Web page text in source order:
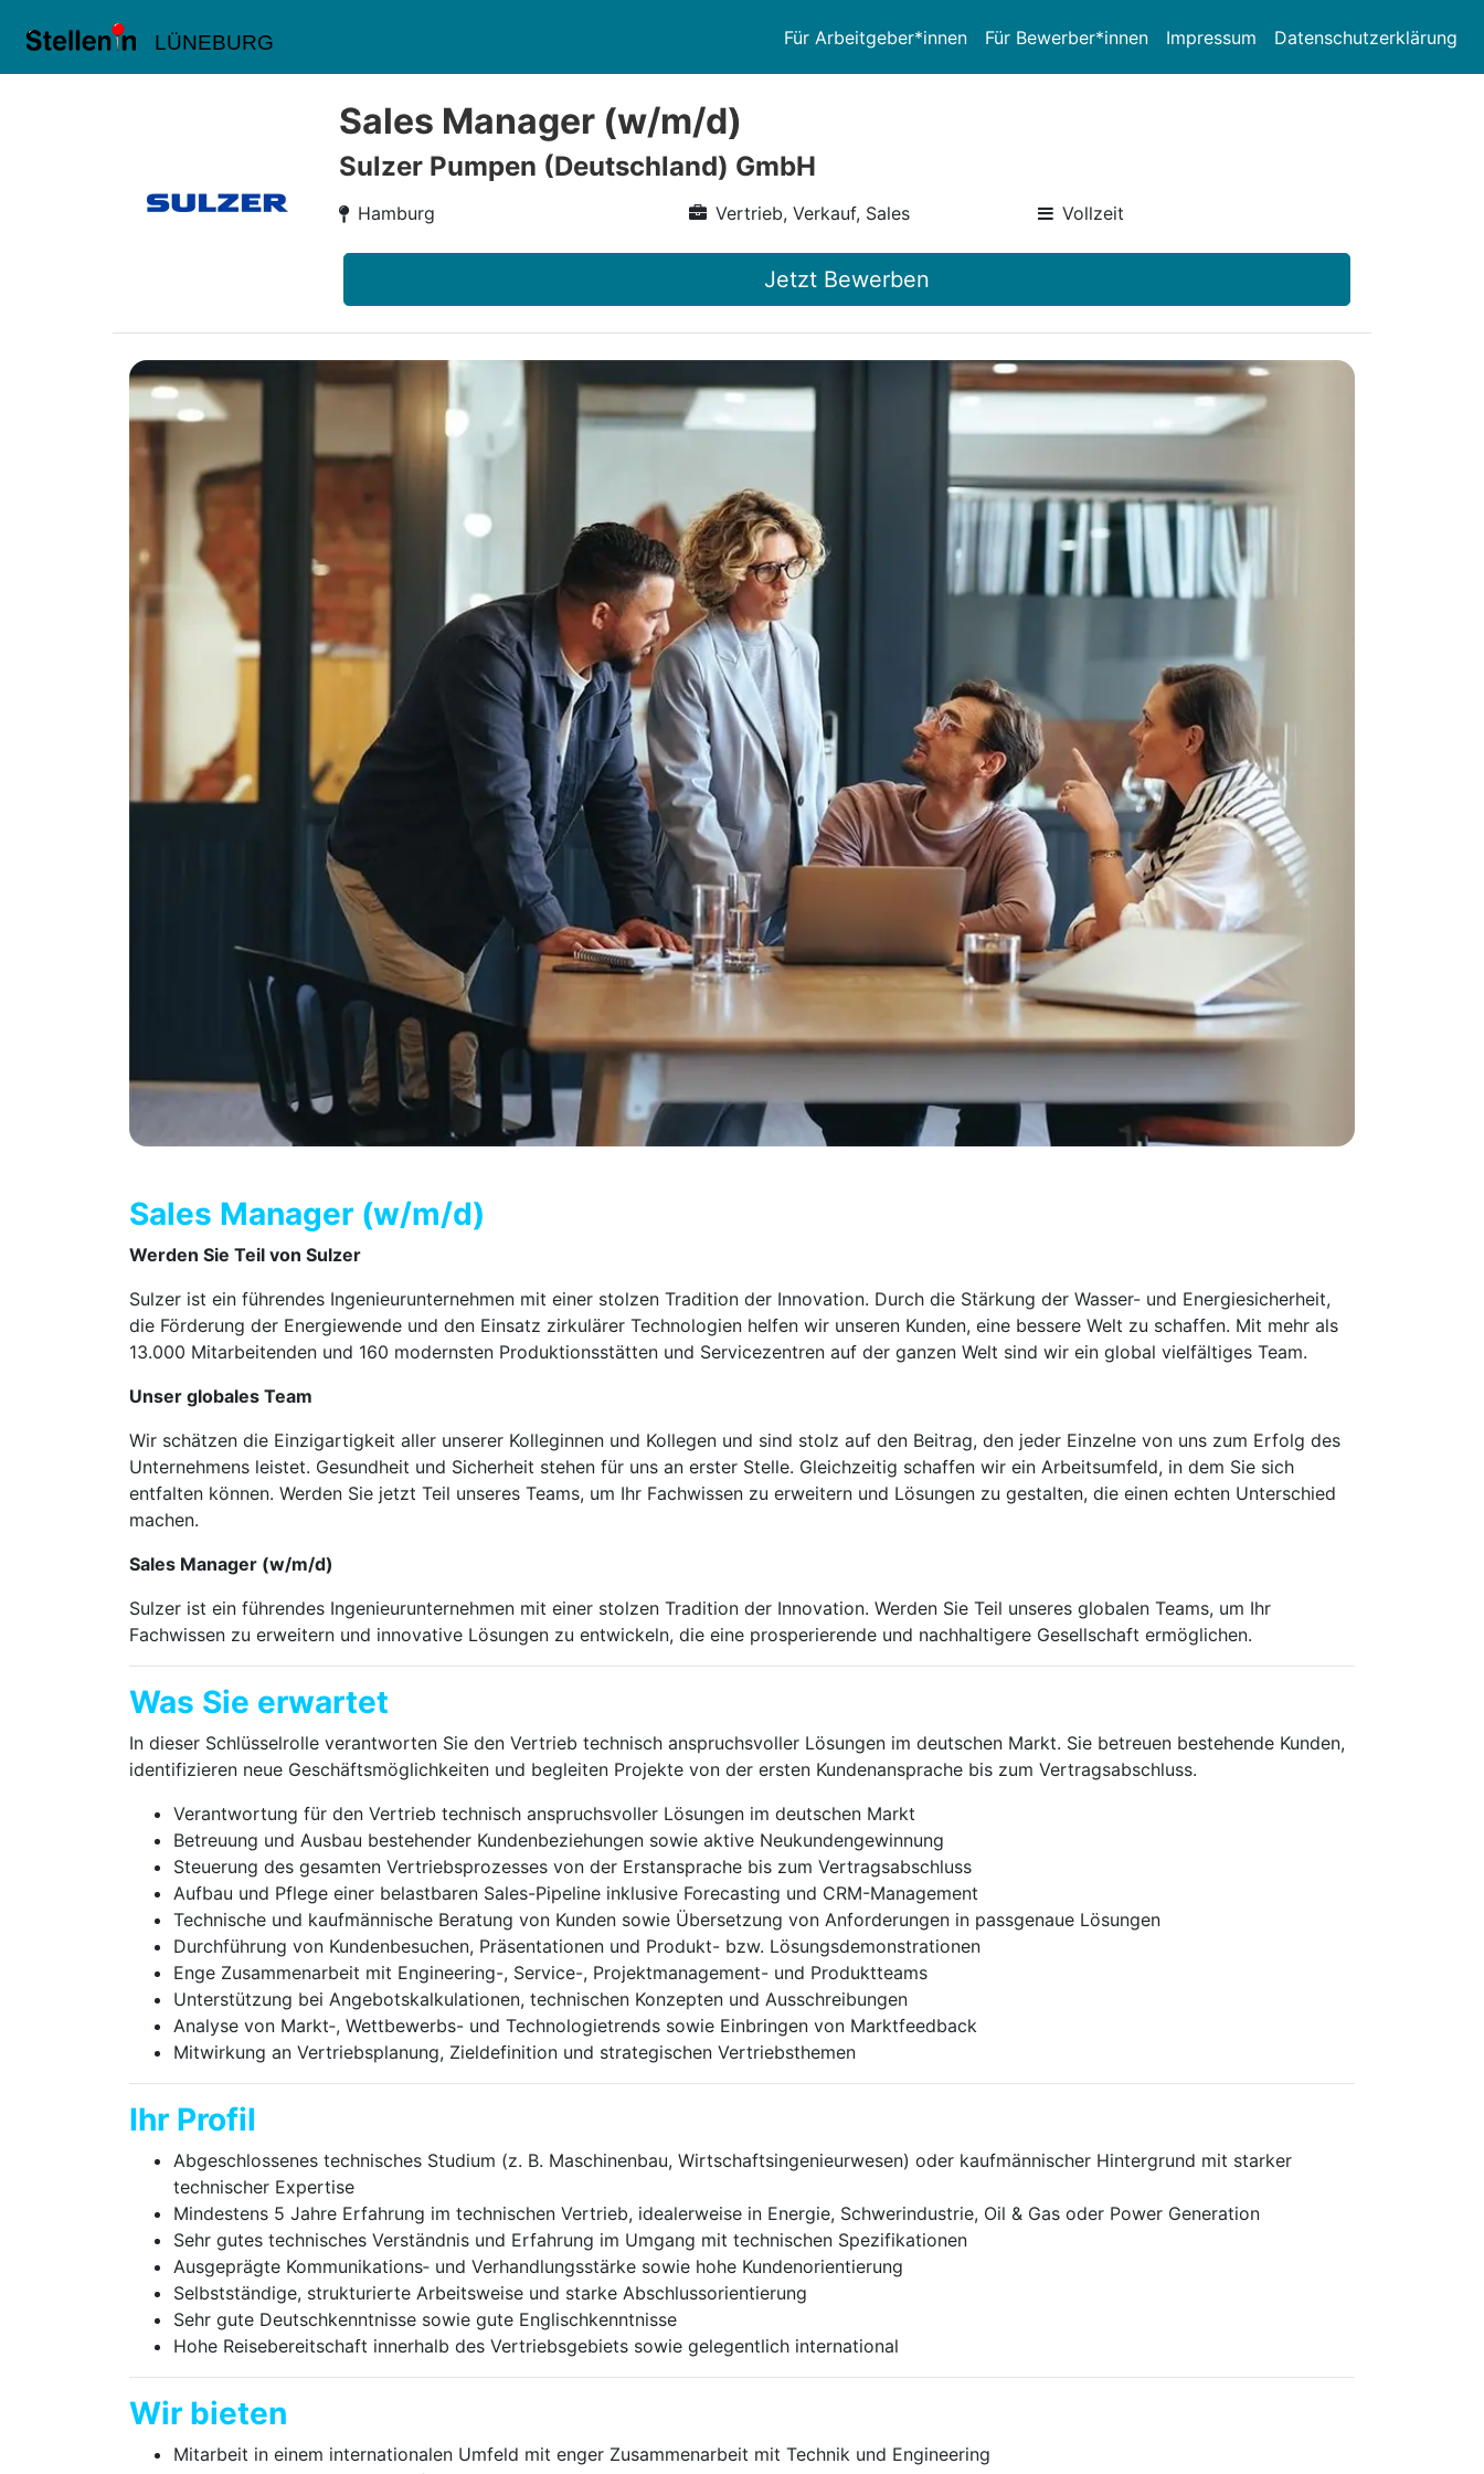
LÜNEBURG Für Arbeitgeber*innen Für Bewerber*innen Impressum Datenschutzerklärung
Sales Manager (w/m/d)
Sulzer Pumpen (Deutschland) GmbH
Hamburg Vertrieb, Verkauf, Sales Vollzeit
Jetzt Bewerben
Sales Manager (w/m/d)
Werden Sie Teil von Sulzer
Sulzer ist ein führendes Ingenieurunternehmen mit einer stolzen Tradition der Innovation. Durch die Stärkung der Wasser- und Energiesicherheit,
die Förderung der Energiewende und den Einsatz zirkulärer Technologien helfen wir unseren Kunden, eine bessere Welt zu schaffen. Mit mehr als
13.000 Mitarbeitenden und 160 modernsten Produktionsstätten und Servicezentren auf der ganzen Welt sind wir ein global vielfältiges Team.
Unser globales Team
Wir schätzen die Einzigartigkeit aller unserer Kolleginnen und Kollegen und sind stolz auf den Beitrag, den jeder Einzelne von uns zum Erfolg des
Unternehmens leistet. Gesundheit und Sicherheit stehen für uns an erster Stelle. Gleichzeitig schaffen wir ein Arbeitsumfeld, in dem Sie sich
entfalten können. Werden Sie jetzt Teil unseres Teams, um Ihr Fachwissen zu erweitern und Lösungen zu gestalten, die einen echten Unterschied
machen.
Sales Manager (w/m/d)
Sulzer ist ein führendes Ingenieurunternehmen mit einer stolzen Tradition der Innovation. Werden Sie Teil unseres globalen Teams, um Ihr
Fachwissen zu erweitern und innovative Lösungen zu entwickeln, die eine prosperierende und nachhaltigere Gesellschaft ermöglichen.
Was Sie erwartet
In dieser Schlüsselrolle verantworten Sie den Vertrieb technisch anspruchsvoller Lösungen im deutschen Markt. Sie betreuen bestehende Kunden,
identifizieren neue Geschäftsmöglichkeiten und begleiten Projekte von der ersten Kundenansprache bis zum Vertragsabschluss.
Verantwortung für den Vertrieb technisch anspruchsvoller Lösungen im deutschen Markt
Betreuung und Ausbau bestehender Kundenbeziehungen sowie aktive Neukundengewinnung
Steuerung des gesamten Vertriebsprozesses von der Erstansprache bis zum Vertragsabschluss
Aufbau und Pflege einer belastbaren Sales-Pipeline inklusive Forecasting und CRM-Management
Technische und kaufmännische Beratung von Kunden sowie Übersetzung von Anforderungen in passgenaue Lösungen
Durchführung von Kundenbesuchen, Präsentationen und Produkt- bzw. Lösungsdemonstrationen
Enge Zusammenarbeit mit Engineering-, Service-, Projektmanagement- und Produktteams
Unterstützung bei Angebotskalkulationen, technischen Konzepten und Ausschreibungen
Analyse von Markt‑, Wettbewerbs- und Technologietrends sowie Einbringen von Marktfeedback
Mitwirkung an Vertriebsplanung, Zieldefinition und strategischen Vertriebsthemen
Ihr Profil
Abgeschlossenes technisches Studium (z. B. Maschinenbau, Wirtschaftsingenieurwesen) oder kaufmännischer Hintergrund mit starker
technischer Expertise
Mindestens 5 Jahre Erfahrung im technischen Vertrieb, idealerweise in Energie, Schwerindustrie, Oil & Gas oder Power Generation
Sehr gutes technisches Verständnis und Erfahrung im Umgang mit technischen Spezifikationen
Ausgeprägte Kommunikations‑ und Verhandlungsstärke sowie hohe Kundenorientierung
Selbstständige, strukturierte Arbeitsweise und starke Abschlussorientierung
Sehr gute Deutschkenntnisse sowie gute Englischkenntnisse
Hohe Reisebereitschaft innerhalb des Vertriebsgebiets sowie gelegentlich international
Wir bieten
Mitarbeit in einem internationalen Umfeld mit enger Zusammenarbeit mit Technik und Engineering